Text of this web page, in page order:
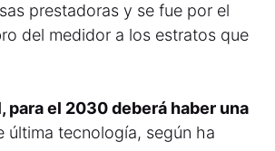
prestadoras y se fue por el
del medidor a los estratos que
para el 2030 deberá haber una
última tecnología, según ha